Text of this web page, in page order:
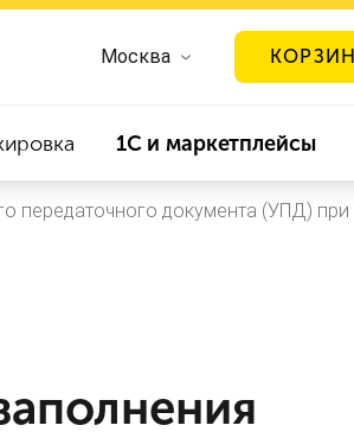
Москва
1С и маркетплейсы
передаточного документа (УПД)